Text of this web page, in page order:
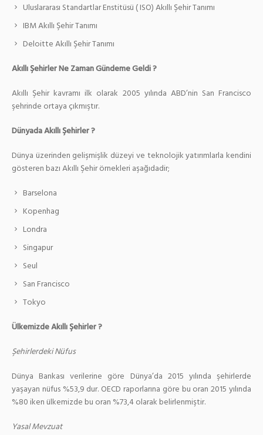
Uluslararası Standartlar Enstitüsü ( ISO) Akıllı Şehir Tanımı
IBM Akıllı Şehir Tanımı
Deloitte Akıllı Şehir Tanımı
Akıllı Şehirler Ne Zaman Gündeme Geldi ?
Akıllı Şehir kavramı ilk olarak 2005 yılında ABD’nin San Francisco
şehrinde ortaya çıkmıştır.
Dünyada Akıllı Şehirler ?
Dünya üzerinden gelişmişlik düzeyi ve teknolojik yatırımlarla kendini
gösteren bazı Akıllı Şehir örnekleri aşağıdadir;
Barselona
Kopenhag
Londra
Singapur
Seul
San Francisco
Tokyo
Ülkemizde Akıllı Şehirler ?
Şehirlerdeki Nüfus
Dünya Bankası verilerine göre Dünya’da 2015 yılında şehirlerde
yaşayan nüfus %53,9 dur. OECD raporlarına göre bu oran 2015 yılında
%80 iken ülkemizde bu oran %73,4 olarak belirlenmiştir.
Yasal Mevzuat